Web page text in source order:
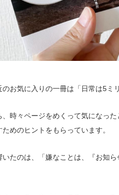
お気に入りの一冊は「日常は5ミ
時々ページをめくって気になっ
めのヒントをもらっています。
たのは、「嫌なことは、『お知